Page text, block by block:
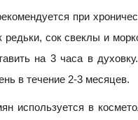
при
сок свеклы и
на 3 часа в
в течение 2-3 месяцев.
используется в